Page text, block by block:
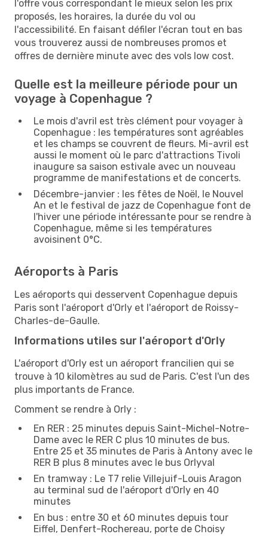
l'offre vous correspondant le mieux selon les prix
proposés, les horaires, la durée du vol ou
l'accessibilité. En faisant défiler l'écran tout en bas
vous trouverez aussi de nombreuses promos et
offres de dernière minute avec des vols low cost.
Quelle est la meilleure période pour un
voyage à Copenhague ?
Le mois d'avril est très clément pour voyager à
Copenhague : les températures sont agréables
et les champs se couvrent de fleurs. Mi-avril est
aussi le moment où le parc d'attractions Tivoli
inaugure sa saison estivale avec un nouveau
programme de manifestations et de concerts.
Décembre-janvier : les fêtes de Noël, le Nouvel
An et le festival de jazz de Copenhague font de
l'hiver une période intéressante pour se rendre à
Copenhague, même si les températures
avoisinent 0°C.
Aéroports à Paris
Les aéroports qui desservent Copenhague depuis
Paris sont l'aéroport d'Orly et l'aéroport de Roissy-
Charles-de-Gaulle.
Informations utiles sur l'aéroport d'Orly
L'aéroport d'Orly est un aéroport francilien qui se
trouve à 10 kilomètres au sud de Paris. C'est l'un des
plus importants de France.
Comment se rendre à Orly :
En RER : 25 minutes depuis Saint-Michel-Notre-
Dame avec le RER C plus 10 minutes de bus.
Entre 25 et 35 minutes de Paris à Antony avec le
RER B plus 8 minutes avec le bus Orlyval
En tramway : Le T7 relie Villejuif-Louis Aragon
au terminal sud de l'aéroport d'Orly en 40
minutes
En bus : entre 30 et 60 minutes depuis tour
Eiffel, Denfert-Rochereau, porte de Choisy